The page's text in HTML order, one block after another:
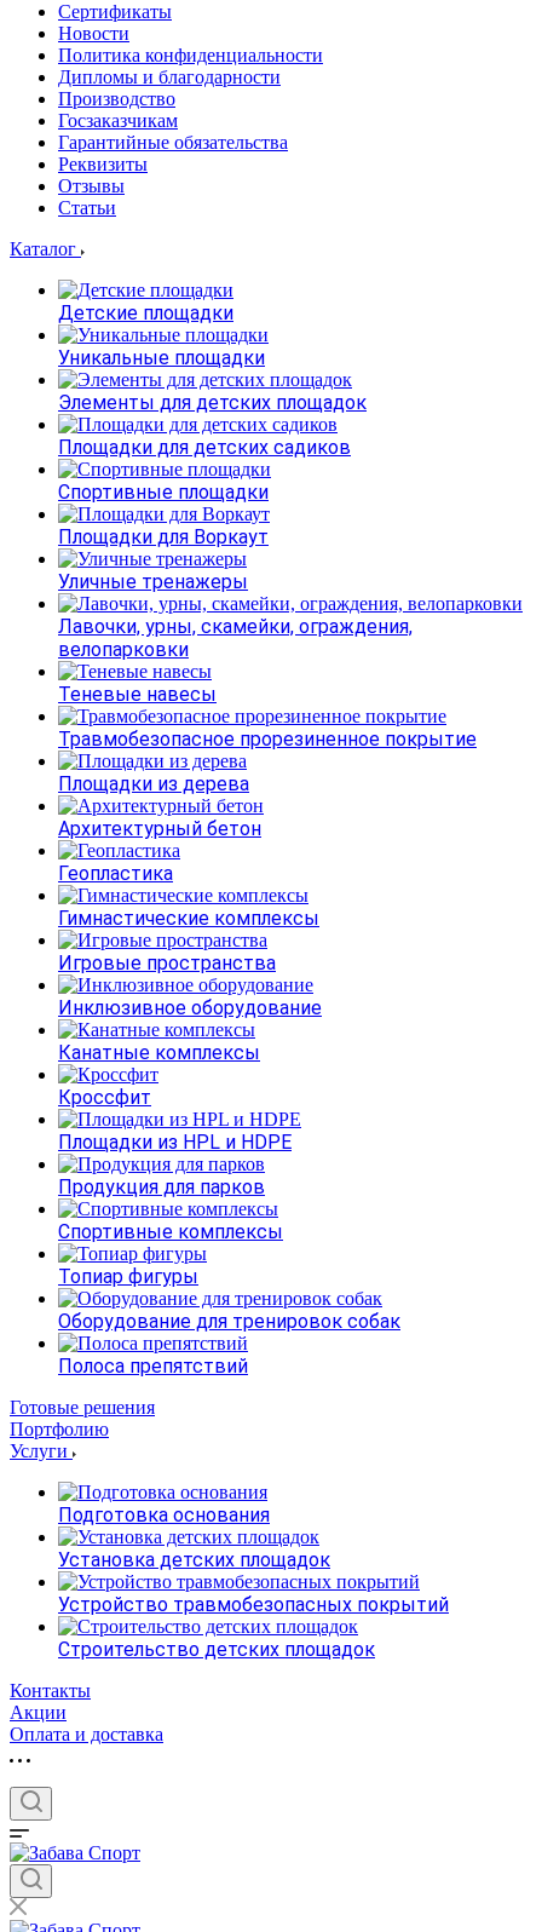
Сертификаты
Новости
Политика конфиденциальности
Дипломы и благодарности
Производство
Госзаказчикам
Гарантийные обязательства
Реквизиты
Отзывы
Статьи
Каталог
Детские площадки
Уникальные площадки
Элементы для детских площадок
Площадки для детских садиков
Спортивные площадки
Площадки для Воркаут
Уличные тренажеры
Лавочки, урны, скамейки, ограждения,
велопарковки
Теневые навесы
Травмобезопасное прорезиненное покрытие
Площадки из дерева
Архитектурный бетон
Геопластика
Гимнастические комплексы
Игровые пространства
Инклюзивное оборудование
Канатные комплексы
Кроссфит
Площадки из HPL и HDPE
Продукция для парков
Спортивные комплексы
Топиар фигуры
Оборудование для тренировок собак
Полоса препятствий
Готовые решения
Портфолию
Услуги
Подготовка основания
Установка детских площадок
Устройство травмобезопасных покрытий
Строительство детских площадок
Контакты
Акции
Оплата и доставка